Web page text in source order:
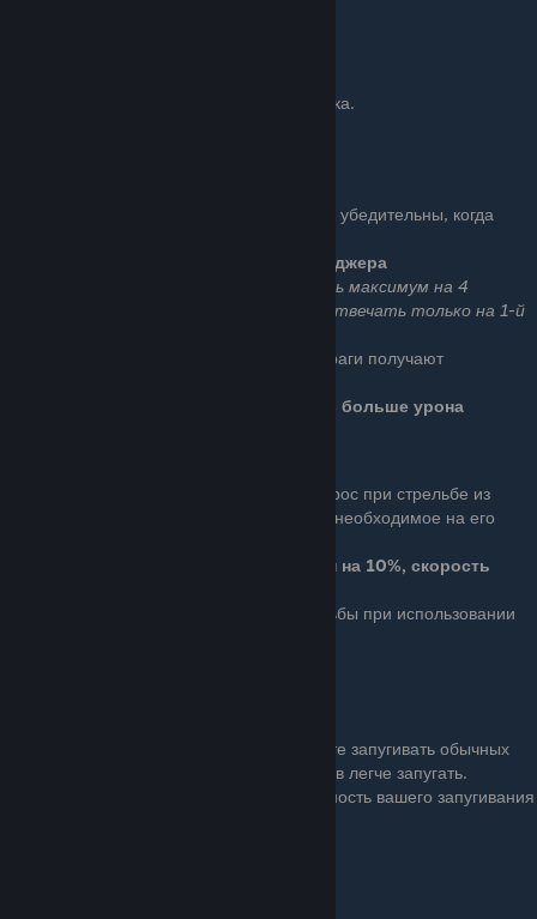
Бонус: Увеличивает дальность вашего крика.
Basic (1 очко): Теперь вы более убедительны, когда
Вы можете ответить на 4 пейджера
(вся команда может ответить максимум на 4
пейджера, но игрок БЕЗ навыка может отвечать только на 1-й
Ace (3 очка): Отмеченные вами особые враги получают
Маркированные цели получают на 15% больше урона
Basic (1 очко): Уменьшает разброс при стрельбе из
пистолета и уменьшает время, необходимое на его
Разброс пистолета уменьшен на 10%, скорость
Ace (3 очка): Увеличивает скорость стрельбы при использовании
Basic (1 очко): Теперь вы можете запугивать обычных
врагов. Менее обученных врагов легче запугать.
Ace (3 очка): Мощность и дальность вашего запугивания